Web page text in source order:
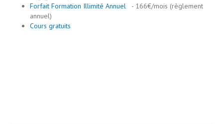
Forfait Formation Illimité Annuel
- 166€/mois (règlement
annuel)
Cours gratuits